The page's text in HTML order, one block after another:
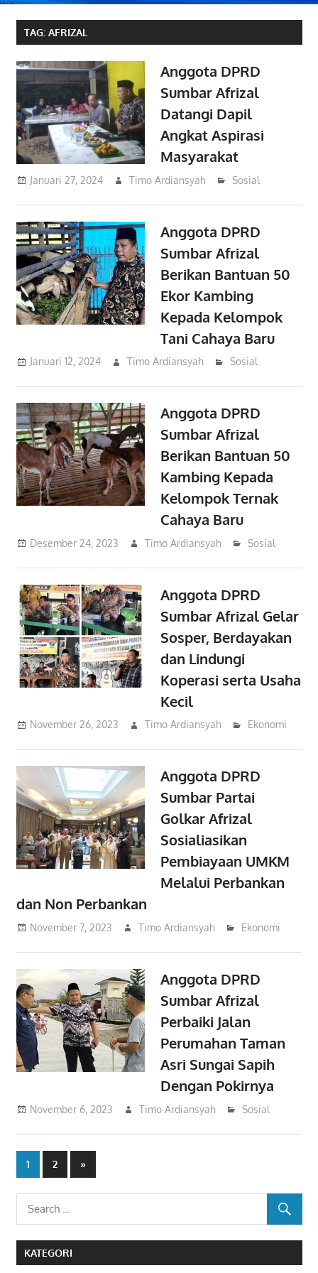
TAG: AFRIZAL
Anggota DPRD
Sumbar Afrizal
Datangi Dapil
Angkat Aspirasi
Masyarakat
Januari 27, 2024 Timo Ardiansyah Sosial
Anggota DPRD
Sumbar Afrizal
Berikan Bantuan 50
Ekor Kambing
Kepada Kelompok
Tani Cahaya Baru
Januari 12, 2024 Timo Ardiansyah Sosial
Anggota DPRD
Sumbar Afrizal
Berikan Bantuan 50
Kambing Kepada
Kelompok Ternak
Cahaya Baru
Desember 24, 2023 Timo Ardiansyah Sosial
Anggota DPRD
Sumbar Afrizal Gelar
Sosper, Berdayakan
dan Lindungi
Koperasi serta Usaha
Kecil
November 26, 2023 Timo Ardiansyah Ekonomi
Anggota DPRD
Sumbar Partai
Golkar Afrizal
Sosialiasikan
Pembiayaan UMKM
Melalui Perbankan
dan Non Perbankan
November 7, 2023 Timo Ardiansyah Ekonomi
Anggota DPRD
Sumbar Afrizal
Perbaiki Jalan
Perumahan Taman
Asri Sungai Sapih
Dengan Pokirnya
November 6, 2023 Timo Ardiansyah Sosial
Paginasi
pos
1 2
Next
Posts
»
KATEGORI